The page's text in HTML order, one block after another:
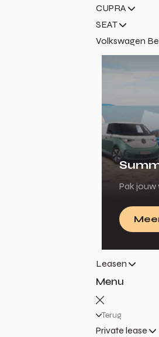
CUPRA
SEAT
Volkswagen
Pak jouw
Leasen
Menu
Terug
Private lease